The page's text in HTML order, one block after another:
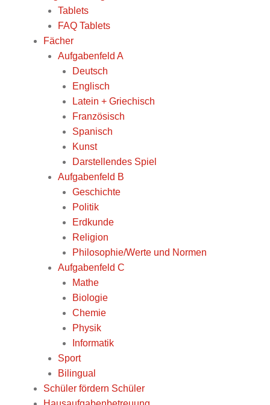
Tablets
FAQ Tablets
Fächer
Aufgabenfeld A
Deutsch
Englisch
Latein + Griechisch
Französisch
Spanisch
Kunst
Darstellendes Spiel
Aufgabenfeld B
Geschichte
Politik
Erdkunde
Religion
Philosophie/Werte und Normen
Aufgabenfeld C
Mathe
Biologie
Chemie
Physik
Informatik
Sport
Bilingual
Schüler fördern Schüler